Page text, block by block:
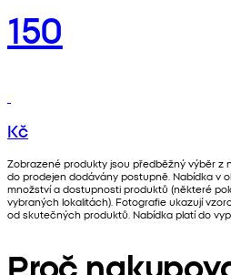
150
Kč
Zobrazené produkty jsou předběžný výběr z
do prodejen dodávány postupně. Nabídka v
množství a dostupnosti produktů (některé
vybraných lokalitách). Fotografie ukazují
od skutečných produktů. Nabídka platí do
Proč